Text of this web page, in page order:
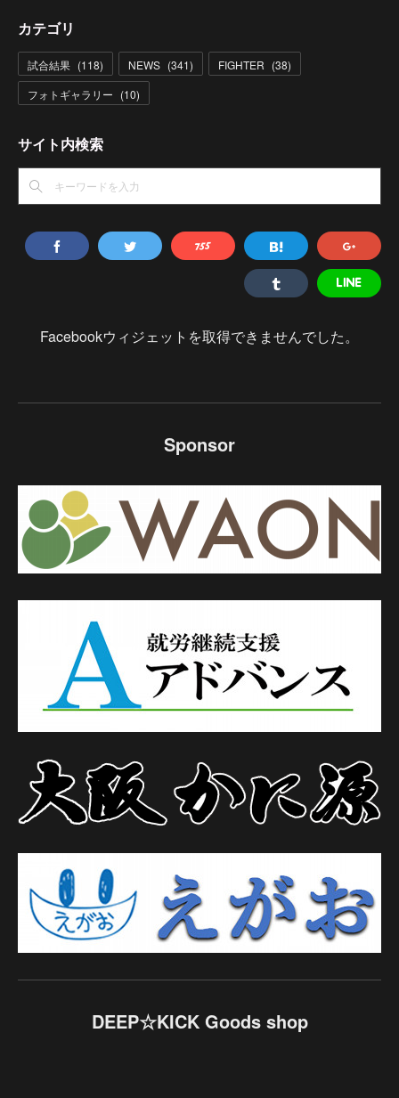
カテゴリ
試合結果 (118) NEWS (341) FIGHTER (38)
フォトギャラリー (10)
サイト内検索
Facebookウィジェットを取得できませんでした。
Sponsor
DEEP☆KICK Goods shop